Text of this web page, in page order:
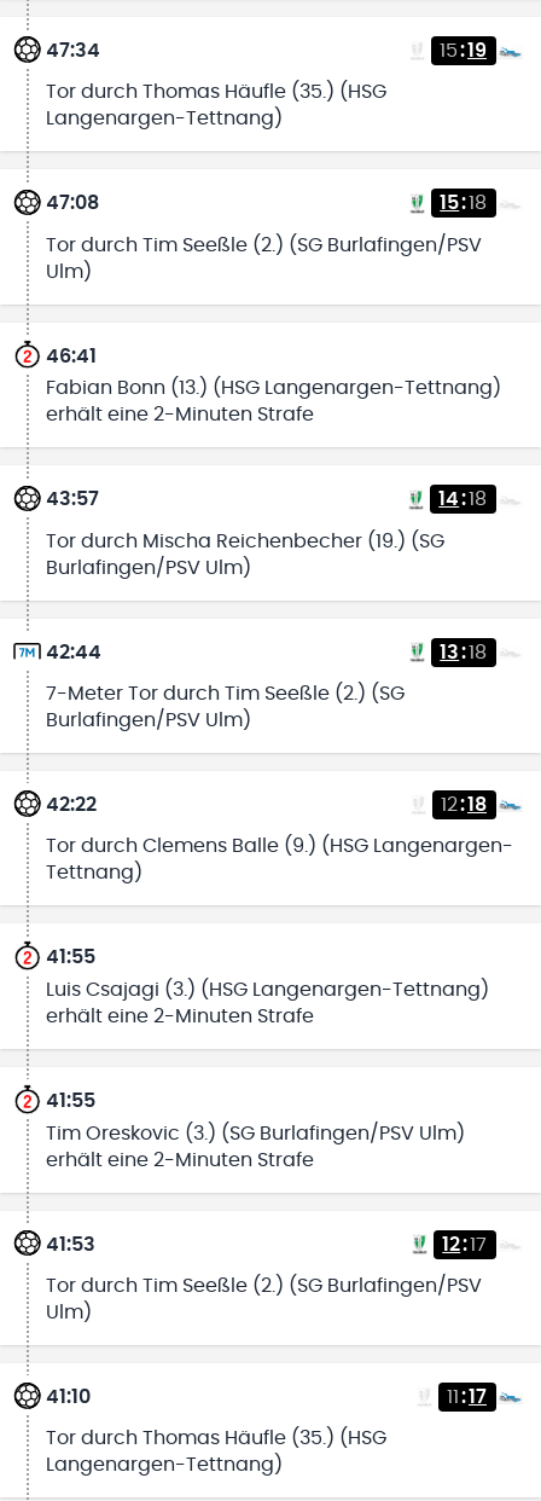
47:34 15:19
Tor durch Thomas Häufle (35.) (HSG
Langenargen-Tettnang)
47:08 15:18
Tor durch Tim Seeßle (2.) (SG Burlafingen/PSV
Ulm)
46:41
Fabian Bonn (13.) (HSG Langenargen-Tettnang)
erhält eine 2-Minuten Strafe
43:57 14:18
Tor durch Mischa Reichenbecher (19.) (SG
Burlafingen/PSV Ulm)
42:44 13:18
7-Meter Tor durch Tim Seeßle (2.) (SG
Burlafingen/PSV Ulm)
42:22 12:18
Tor durch Clemens Balle (9.) (HSG Langenargen-
Tettnang)
41:55
Luis Csajagi (3.) (HSG Langenargen-Tettnang)
erhält eine 2-Minuten Strafe
41:55
Tim Oreskovic (3.) (SG Burlafingen/PSV Ulm)
erhält eine 2-Minuten Strafe
41:53 12:17
Tor durch Tim Seeßle (2.) (SG Burlafingen/PSV
Ulm)
41:10 11 :17
Tor durch Thomas Häufle (35.) (HSG
Langenargen-Tettnang)